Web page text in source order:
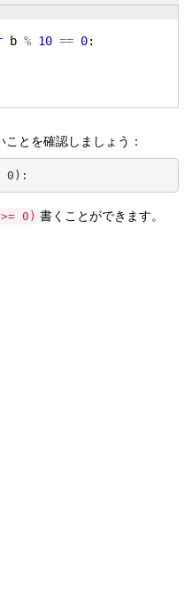
b % 10 == 0:
ことを確認しましょう：
0) 書くことができます。